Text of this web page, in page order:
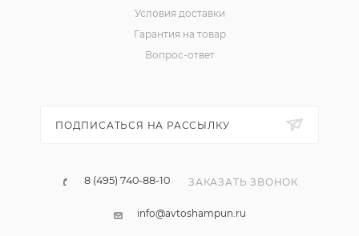
Условия доставки
Гарантия на товар
Вопрос-ответ
ПОДПИСАТЬСЯ НА РАССЫЛКУ
8 (495) 740-88-10 ЗАКАЗАТЬ ЗВОНОК
info@avtoshampun.ru